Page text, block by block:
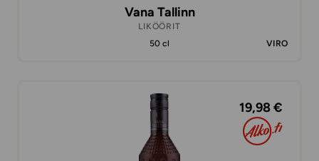
Vana Tallinn
LIKÖÖRIT
50 cl
VIRO
19,98 €